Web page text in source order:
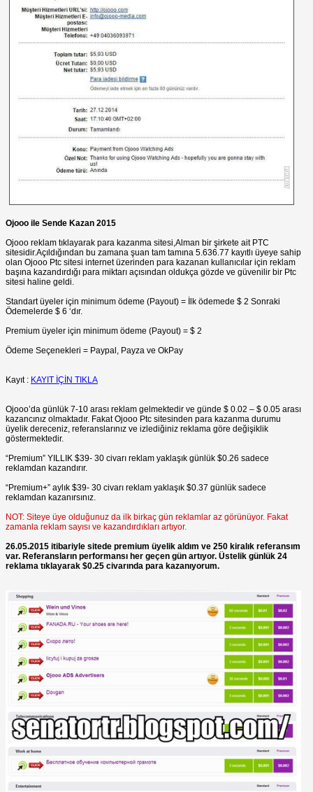
Ojooo ile Sende Kazan 2015
Ojooo reklam tıklayarak para kazanma sitesi,Alman bir şirkete ait PTC
sitesidir.Açıldığından bu zamana şuan tam tamına 5.636.77 kayıtlı üyeye sahip
olan Ojooo Ptc sitesi internet üzerinden para kazanan kullanıcılar için reklam
başına kazandırdığı para miktarı açısından oldukça gözde ve güvenilir bir Ptc
sitesi haline geldi.
Standart üyeler için minimum ödeme (Payout) = İlk ödemede $ 2 Sonraki
Ödemelerde $ 6 ‘dır.
Premium üyeler için minimum ödeme (Payout) = $ 2
Ödeme Seçenekleri = Paypal, Payza ve OkPay
Kayıt : KAYIT İÇİN TIKLA
Ojooo’da günlük 7-10 arası reklam gelmektedir ve günde $ 0.02 – $ 0.05 arası
kazancınız olmaktadır. Fakat Ojooo Ptc sitesinden para kazanma durumu
üyelik dereceniz, referanslarınız ve izlediğiniz reklama göre değişiklik
göstermektedir.
“Premium” YILLIK $39- 30 civarı reklam yaklaşık günlük $0.26 sadece
reklamdan kazandırır.
“Premium+” aylık $39- 30 civarı reklam yaklaşık $0.37 günlük sadece
reklamdan kazanırsınız.
NOT: Siteye üye olduğunuz da ilk birkaç gün reklamlar az görünüyor. Fakat
zamanla reklam sayısı ve kazandırdıkları artıyor.
26.05.2015 itibariyle sitede premium üyelik aldım ve 250 kiralık referansım
var. Referansların performansı her geçen gün artıyor. Üstelik günlük 24
reklama tıklayarak $0.25 civarında para kazanıyorum.